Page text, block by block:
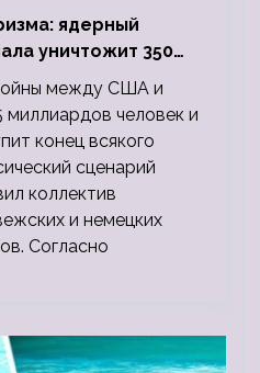
ядерный
уничтожит 350
5 миллиардов
между США и
миллиардов человек и
конец всякого
сценарий
коллектив
и немецких
Согласно